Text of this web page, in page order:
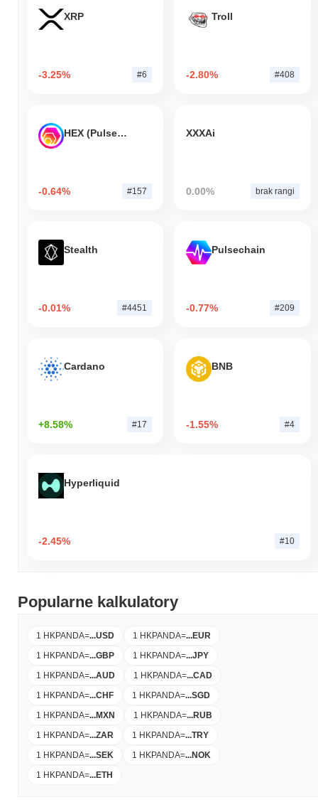
XRP
-3.25% #6
Troll
-2.80% #408
HEX (Pulsechain)
-0.64% #157
XXXAi
0.00% brak rangi
Stealth
-0.01% #4451
Pulsechain
-0.77% #209
Cardano
+8.58% #17
BNB
-1.55% #4
Hyperliquid
-2.45% #10
Popularne kalkulatory
1 HKPANDA=...USD 1 HKPANDA=...EUR
1 HKPANDA=...GBP 1 HKPANDA=...JPY
1 HKPANDA=...AUD 1 HKPANDA=...CAD
1 HKPANDA=...CHF 1 HKPANDA=...SGD
1 HKPANDA=...MXN 1 HKPANDA=...RUB
1 HKPANDA=...ZAR 1 HKPANDA=...TRY
1 HKPANDA=...SEK 1 HKPANDA=...NOK
1 HKPANDA=...ETH